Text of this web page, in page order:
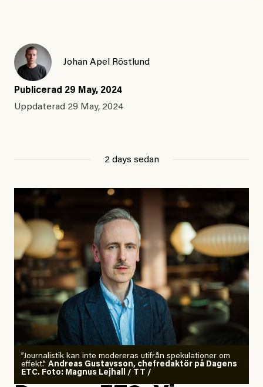
Johan Apel Röstlund
Publicerad 29 May, 2024
Uppdaterad 29 May, 2024
2 days sedan
”Journalistik kan inte modereras utifrån spekulationer om
effekt.” Andreas Gustavsson, chefredaktör på Dagens
ETC. Foto: Magnus Lejhall / TT /